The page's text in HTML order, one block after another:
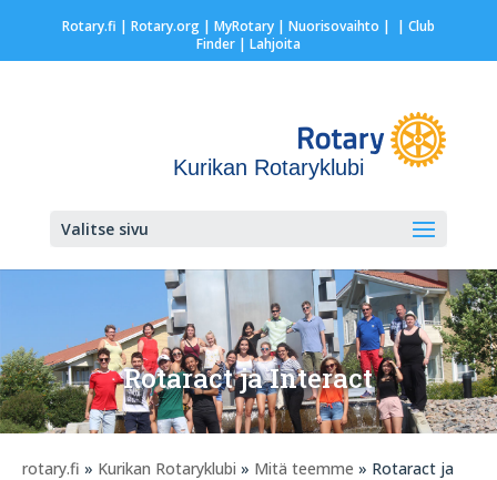
Rotary.fi | Rotary.org| MyRotary | Nuorisovaihto | | Club
Finder| Lahjoita
Kurikan Rotaryklubi
Valitse sivu
Rotaract ja Interact
rotary.fi » Kurikan Rotaryklubi » Mitä teemme » Rotaract ja